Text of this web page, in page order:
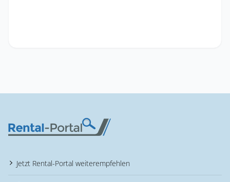
Jetzt Rental-Portal weiterempfehlen